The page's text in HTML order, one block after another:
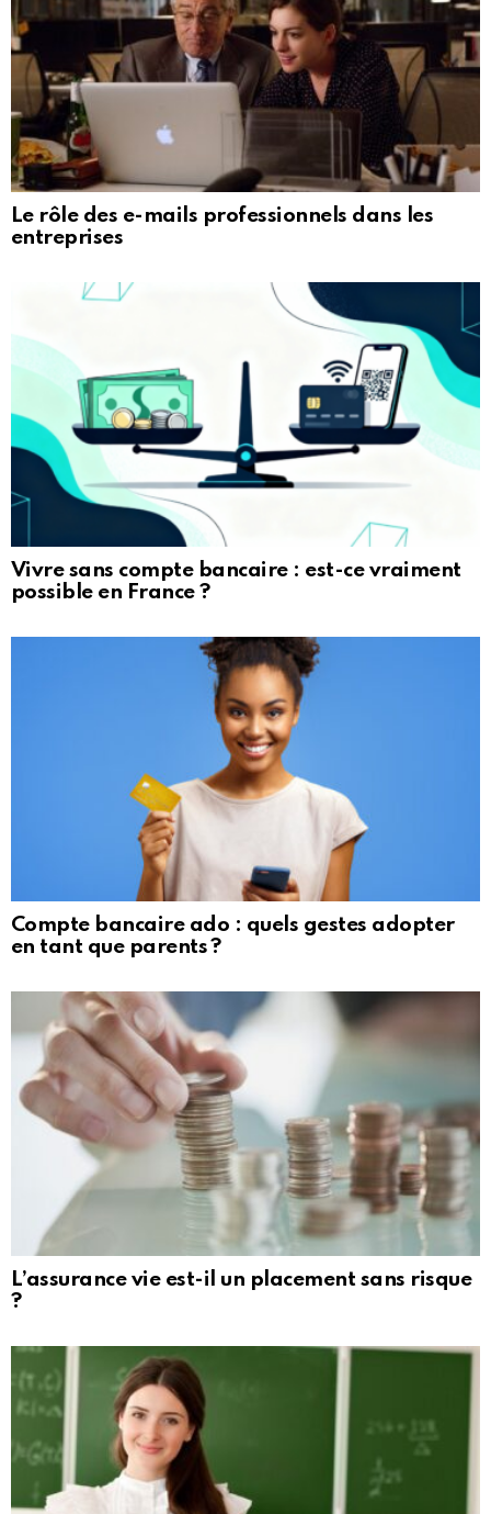
Le rôle des e-mails professionnels dans les
entreprises
Vivre sans compte bancaire : est-ce vraiment
possible en France ?
Compte bancaire ado : quels gestes adopter
en tant que parents ?
L’assurance vie est-il un placement sans risque
?